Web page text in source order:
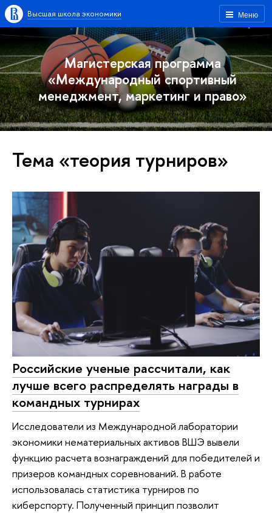
Меню
Высшая школа экономики
Магистерская программа
«Международный спортивный
менеджмент, маркетинг и право»
Тема «теория турниров»
Российские ученые рассчитали, как
лучше всего распределять награды в
командных турнирах
Исследователи из Международной лаборатории
экономики нематериальных активов ВШЭ вывели
функцию расчета вознаграждений для победителей и
призеров командных соревнований. В работе
использовалась статистика турниров по
киберспорту. Полученный принцип позволит